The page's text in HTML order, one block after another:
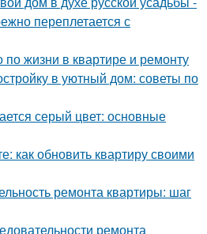
переплетается с
по жизни в квартире и ремонту
в уютный дом: советы по
серый цвет: основные
как обновить квартиру своими
ремонта квартиры: шаг
ремонта